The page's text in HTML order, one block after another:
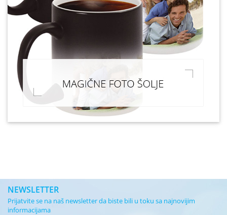
NEWSLETTER
Prijatvite se na naš newsletter da biste bili u toku sa najnovijim
informacijama